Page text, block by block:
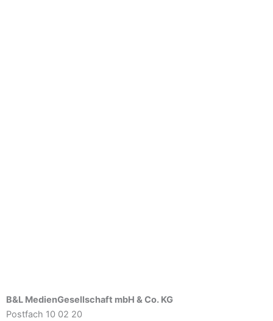
B&L MedienGesellschaft mbH & Co. KG
Postfach 10 02 20